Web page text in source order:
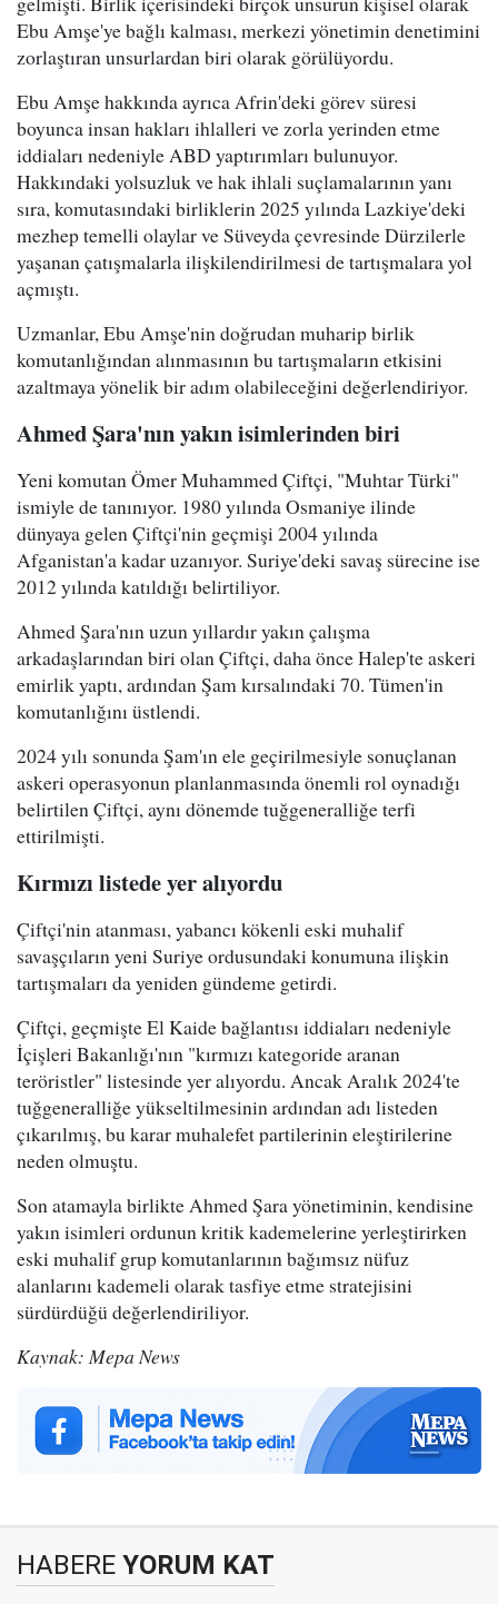
Ebu Amşe'ye bağlı kalması, merkezi yönetimin denetimini
zorlaştıran unsurlardan biri olarak görülüyordu.
Ebu Amşe hakkında ayrıca Afrin'deki görev süresi
boyunca insan hakları ihlalleri ve zorla yerinden etme
iddiaları nedeniyle ABD yaptırımları bulunuyor.
Hakkındaki yolsuzluk ve hak ihlali suçlamalarının yanı
sıra, komutasındaki birliklerin 2025 yılında Lazkiye'deki
mezhep temelli olaylar ve Süveyda çevresinde Dürzilerle
yaşanan çatışmalarla ilişkilendirilmesi de tartışmalara yol
açmıştı.
Uzmanlar, Ebu Amşe'nin doğrudan muharip birlik
komutanlığından alınmasının bu tartışmaların etkisini
azaltmaya yönelik bir adım olabileceğini değerlendiriyor.
Ahmed Şara'nın yakın isimlerinden biri
Yeni komutan Ömer Muhammed Çiftçi, "Muhtar Türki"
ismiyle de tanınıyor. 1980 yılında Osmaniye ilinde
dünyaya gelen Çiftçi'nin geçmişi 2004 yılında
Afganistan'a kadar uzanıyor. Suriye'deki savaş sürecine ise
2012 yılında katıldığı belirtiliyor.
Ahmed Şara'nın uzun yıllardır yakın çalışma
arkadaşlarından biri olan Çiftçi, daha önce Halep'te askeri
emirlik yaptı, ardından Şam kırsalındaki 70. Tümen'in
komutanlığını üstlendi.
2024 yılı sonunda Şam'ın ele geçirilmesiyle sonuçlanan
askeri operasyonun planlanmasında önemli rol oynadığı
belirtilen Çiftçi, aynı dönemde tuğgeneralliğe terfi
ettirilmişti.
Kırmızı listede yer alıyordu
Çiftçi'nin atanması, yabancı kökenli eski muhalif
savaşçıların yeni Suriye ordusundaki konumuna ilişkin
tartışmaları da yeniden gündeme getirdi.
Çiftçi, geçmişte El Kaide bağlantısı iddiaları nedeniyle
İçişleri Bakanlığı'nın "kırmızı kategoride aranan
teröristler" listesinde yer alıyordu. Ancak Aralık 2024'te
tuğgeneralliğe yükseltilmesinin ardından adı listeden
çıkarılmış, bu karar muhalefet partilerinin eleştirilerine
neden olmuştu.
Son atamayla birlikte Ahmed Şara yönetiminin, kendisine
yakın isimleri ordunun kritik kademelerine yerleştirirken
eski muhalif grup komutanlarının bağımsız nüfuz
alanlarını kademeli olarak tasfiye etme stratejisini
sürdürdüğü değerlendiriliyor.
Kaynak: Mepa News
HABERE YORUM KAT